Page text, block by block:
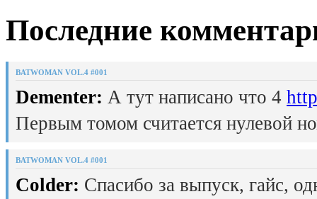
Последние
BATWOMAN VOL.4 #001
Dementer: А тут написано что 4
Первым томом считается нулевой
BATWOMAN VOL.4 #001
Colder: Спасибо за выпуск, гайс,